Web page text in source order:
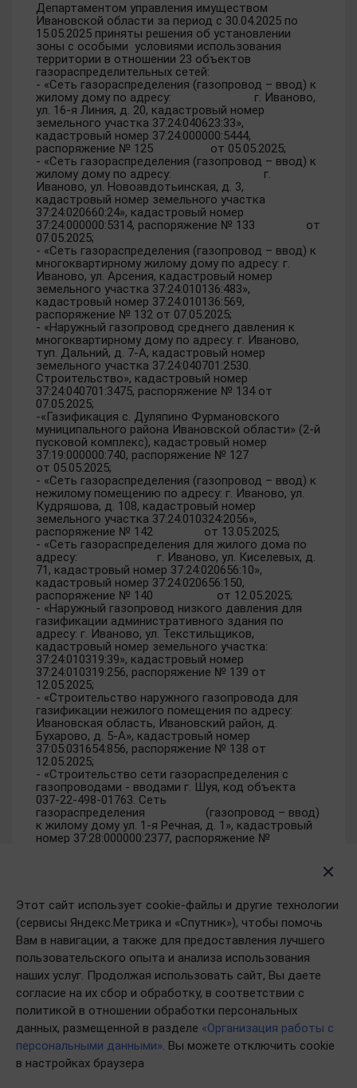
Этот сайт использует cookie-файлы и другие технологии
(сервисы Яндекс.Метрика и «Спутник»), чтобы помочь
Вам в навигации, а также для предоставления лучшего
пользовательского опыта и анализа использования
наших услуг. Продолжая использовать сайт, Вы даете
согласие на их сбор и обработку, в соответствии с
политикой в отношении обработки персональных
данных, размещенной в разделе «Организация работы с
персональными данными». Вы можете отключить cookie
в настройках браузера
Департаментом управления имуществом
Ивановской области за период с 30.04.2025 по
15.05.2025 приняты решения об установлении
зоны с особыми условиями использования
территории в отношении 23 объектов
газораспределительных сетей:
- «Сеть газораспределения (газопровод – ввод) к
жилому дому по адресу: г. Иваново,
ул. 16-я Линия, д. 20, кадастровый номер
земельного участка 37:24:040623:33»,
кадастровый номер 37:24:000000:5444,
распоряжение № 125 от 05.05.2025;
- «Сеть газораспределения (газопровод – ввод) к
жилому дому по адресу: г.
Иваново, ул. Новоавдотьинская, д. 3,
кадастровый номер земельного участка
37:24:020660:24», кадастровый номер
37:24:000000:5314, распоряжение № 133 от
07.05.2025;
- «Сеть газораспределения (газопровод – ввод) к
многоквартирному жилому дому по адресу: г.
Иваново, ул. Арсения, кадастровый номер
земельного участка 37:24:010136:483»,
кадастровый номер 37:24:010136:569,
распоряжение № 132 от 07.05.2025;
- «Наружный газопровод среднего давления к
многоквартирному дому по адресу: г. Иваново,
туп. Дальний, д. 7-А, кадастровый номер
земельного участка 37:24:040701:2530.
Строительство», кадастровый номер
37:24:040701:3475, распоряжение № 134 от
07.05.2025;
-«Газификация с. Дуляпино Фурмановского
муниципального района Ивановской области» (2-й
пусковой комплекс), кадастровый номер
37:19:000000:740, распоряжение № 127
от 05.05.2025;
- «Сеть газораспределения (газопровод – ввод) к
нежилому помещению по адресу: г. Иваново, ул.
Кудряшова, д. 108, кадастровый номер
земельного участка 37:24:010324:2056»,
распоряжение № 142 от 13.05.2025;
- «Сеть газораспределения для жилого дома по
адресу: г. Иваново, ул. Киселевых, д.
71, кадастровый номер 37:24:020656:10»,
кадастровый номер 37:24:020656:150,
распоряжение № 140 от 12.05.2025;
- «Наружный газопровод низкого давления для
газификации административного здания по
адресу: г. Иваново, ул. Текстильщиков,
кадастровый номер земельного участка:
37:24:010319:39», кадастровый номер
37:24:010319:256, распоряжение № 139 от
12.05.2025;
- «Строительство наружного газопровода для
газификации нежилого помещения по адресу:
Ивановская область, Ивановский район, д.
Бухарово, д. 5-А», кадастровый номер
37:05:031654:856, распоряжение № 138 от
12.05.2025;
- «Строительство сети газораспределения с
газопроводами - вводами г. Шуя, код объекта
037-22-498-01763. Сеть
газораспределения (газопровод – ввод)
к жилому дому ул. 1-я Речная, д. 1», кадастровый
номер 37:28:000000:2377, распоряжение №
Новосельская д. Афанасово
Ивановского района Ивановской области»,
кадастровый номер 37:05:000000:2131,
распоряжение № 126 от 05.05.20254
- «Наружный газопровод низкого давления для
газификации жилого дома по адресу: ул.
Академика Мальцева, д. 78, кадастровый номер
земельного участка 37:24:020164:178 г. Иваново.
Строительство», кадастровый номер
37:24:020164:295, распоряжение № 149 от
14.05.2025;
- «Сеть газораспределения (газопровод – ввод)
для многоквартирного дома по адресу: г.
Иваново, ул. Революционная, кадастровый номер